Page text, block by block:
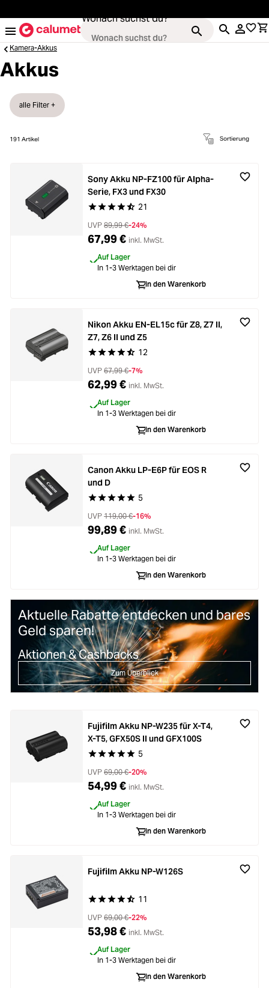
Wonach suchst du?
Kameras
Loading...
Loading...Stative & Gimbals
Taschen
Loading...
Bildbearbeitung
Loading...Ferngläser
Second Hand
Loading...
Kamera-Akkus
Akkus
191 Artikel Sortierung
alle Filter +
Durchschnittliche Bewertung von 4.8 von 5
21
Sony Akku NP-FZ100 für Alpha-
Serie, FX3 und FX30
UVP 89,99 €-24%
67,99 € inkl. MwSt.
Auf Lager
In 1-3 Werktagen bei dir
In den Warenkorb
Durchschnittliche Bewertung von 4.8 von 5
12
Nikon Akku EN-EL15c für Z8, Z7 II,
Z7, Z6 II und Z5
UVP 67,99 €-7%
62,99 € inkl. MwSt.
Auf Lager
In 1-3 Werktagen bei dir
In den Warenkorb
Durchschnittliche Bewertung von 5 von 5
5
Canon Akku LP-E6P für EOS R
und D
UVP 119,00 €-16%
99,89 € inkl. MwSt.
Auf Lager
In 1-3 Werktagen bei dir
In den Warenkorb
Aktuelle Rabatte entdecken und bares
Geld sparen!
Aktionen & Cashbacks
Zum Überblick
Durchschnittliche Bewertung von 5 von 5
5
Fujifilm Akku NP-W235 für X-T4,
X-T5, GFX50S II und GFX100S
UVP 69,00 €-20%
54,99 € inkl. MwSt.
Auf Lager
In 1-3 Werktagen bei dir
In den Warenkorb
Durchschnittliche Bewertung von 4.9 von 5
11
Fujifilm Akku NP-W126S
UVP 69,00 €-22%
53,98 € inkl. MwSt.
Auf Lager
In 1-3 Werktagen bei dir
In den Warenkorb